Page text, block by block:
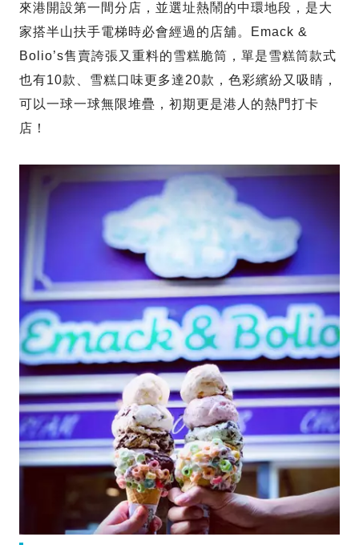
來港開設第一間分店，並選址熱鬧的中環地段，是大
家搭半山扶手電梯時必會經過的店舖。Emack &
Bolio’s售賣誇張又重料的雪糕脆筒，單是雪糕筒款式
也有10款、雪糕口味更多達20款，色彩繽紛又吸睛，
可以一球一球無限堆疊，初期更是港人的熱門打卡
店！